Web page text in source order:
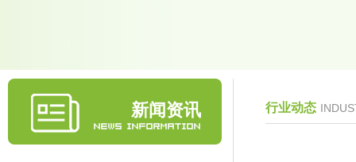
新闻资讯 行业动态